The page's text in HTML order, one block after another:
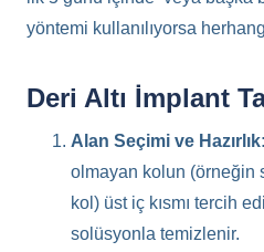
yöntemi kullanılıyorsa
Deri Altı İmplant
Alan Seçimi ve Hazırlık:
olmayan kolun (örneğin
kol) üst iç kısmı tercih
solüsyonla temizlenir.